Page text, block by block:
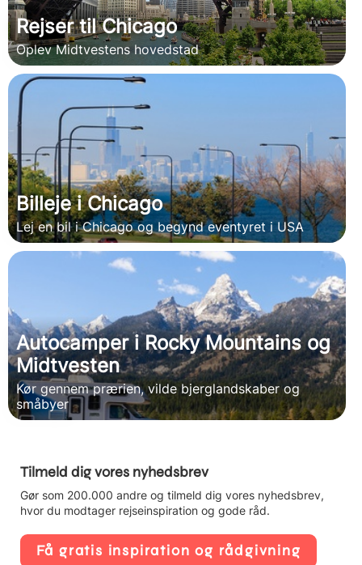
Rejser til Chicago
Oplev Midtvestens hovedstad
Billeje i Chicago
Lej en bil i Chicago og begynd eventyret i USA
Autocamper i Rocky Mountains og
Midtvesten
Kør gennem prærien, vilde bjerglandskaber og
småbyer
Tilmeld dig vores nyhedsbrev
Gør som 200.000 andre og tilmeld dig vores nyhedsbrev,
hvor du modtager rejseinspiration og gode råd.
Få gratis inspiration og rådgivning